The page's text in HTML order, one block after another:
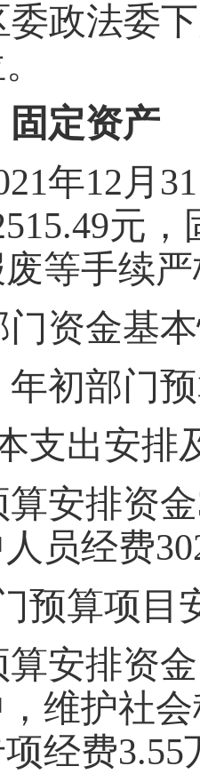
委政法委
固定资产
1年12 月 31
元
等手续
门资金基
年初部门
支出安排
安排资金
员经费
预算项目
安排资金
维护社
经费